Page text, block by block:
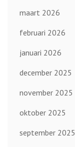
maart 2026
februari 2026
januari 2026
december 2025
november 2025
oktober 2025
september 2025